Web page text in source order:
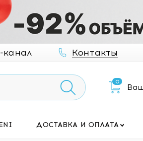
канал Контакты
0
ДОСТАВКА И ОПЛАТА